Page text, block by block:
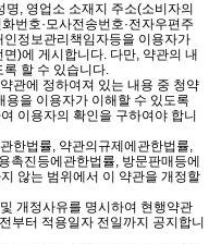
, 영업소 소재지 주소(소비자의
번호·모사전송번호·전자우편주
정보관리책임자등을 이용자가
)에 게시합니다. 다만, 약관의 내
할 수 있습니다.
관에 정하여져 있는 내용 중 청약
용을 이용자가 이해할 수 있도록
이용자의 확인을 구하여야 합니
한법률, 약관의규제에관한법률,
촉진등에관한법률, 방문판매등에
않는 범위에서 이 약관을 개정할
개정사유를 명시하여 현행약관
부터 적용일자 전일까지 공지합니